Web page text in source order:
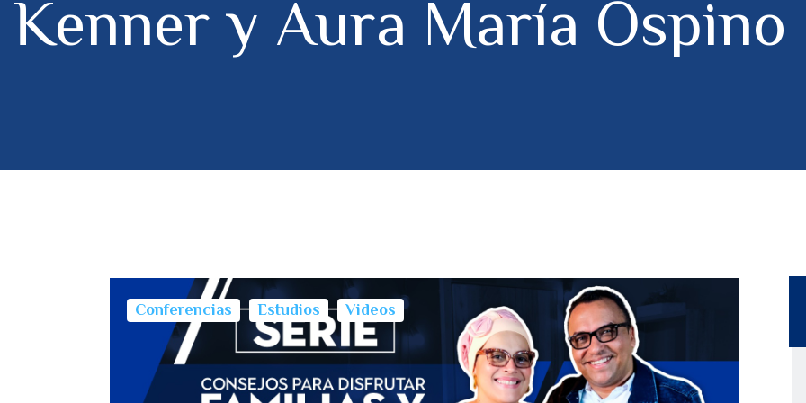
Kenner y Aura María Ospino
Conferencias Estudios Videos